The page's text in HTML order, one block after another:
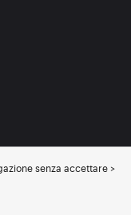
senza accettare >